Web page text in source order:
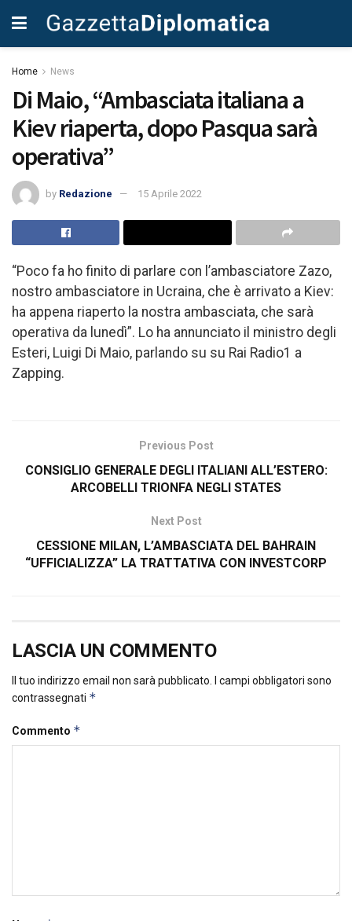
Home News
Di Maio, “Ambasciata italiana a
Kiev riaperta, dopo Pasqua sarà
operativa”
by Redazione 15 Aprile 2022
“Poco fa ho finito di parlare con l’ambasciatore Zazo,
nostro ambasciatore in Ucraina, che è arrivato a Kiev:
ha appena riaperto la nostra ambasciata, che sarà
operativa da lunedì”. Lo ha annunciato il ministro degli
Esteri, Luigi Di Maio, parlando su su Rai Radio1 a
Zapping.
Previous Post
CONSIGLIO GENERALE DEGLI ITALIANI ALL’ESTERO:
ARCOBELLI TRIONFA NEGLI STATES
Next Post
CESSIONE MILAN, L’AMBASCIATA DEL BAHRAIN
“UFFICIALIZZA” LA TRATTATIVA CON INVESTCORP
LASCIA UN COMMENTO
Il tuo indirizzo email non sarà pubblicato.
I campi obbligatori sono
contrassegnati *
Commento *